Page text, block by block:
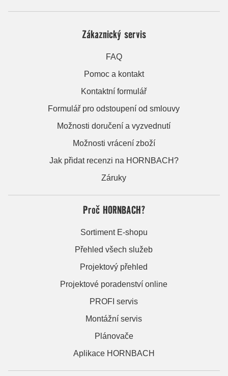
Zákaznický servis
FAQ
Pomoc a kontakt
Kontaktní formulář
Formulář pro odstoupení od smlouvy
Možnosti doručení a vyzvednutí
Možnosti vrácení zboží
Jak přidat recenzi na HORNBACH?
Záruky
Proč HORNBACH?
Sortiment E-shopu
Přehled všech služeb
Projektový přehled
Projektové poradenství online
PROFI servis
Montážní servis
Plánovače
Aplikace HORNBACH